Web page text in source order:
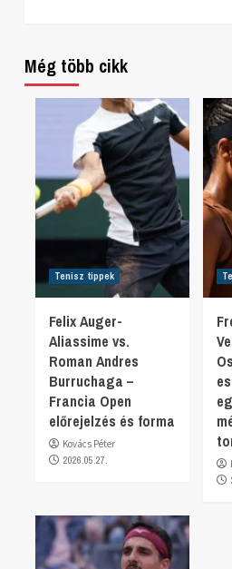
Még több cikk
Tenisz tippek
Felix Auger-
Aliassime vs.
Roman Andres
Burruchaga –
Francia Open
előrejelzés és forma
Kovács Péter
2026.05.27.